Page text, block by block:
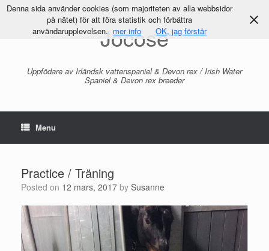
Jocose
Uppfödare av Irländsk vattenspaniel & Devon rex / Irish Water
Spaniel & Devon rex breeder
Menu
Practice / Träning
Posted on 12 mars, 2017 by Susanne
Denna sida använder cookies (som majoriteten av alla webbsidor
på nätet) för att föra statistik och förbättra
användarupplevelsen. mer info OK, jag förstår